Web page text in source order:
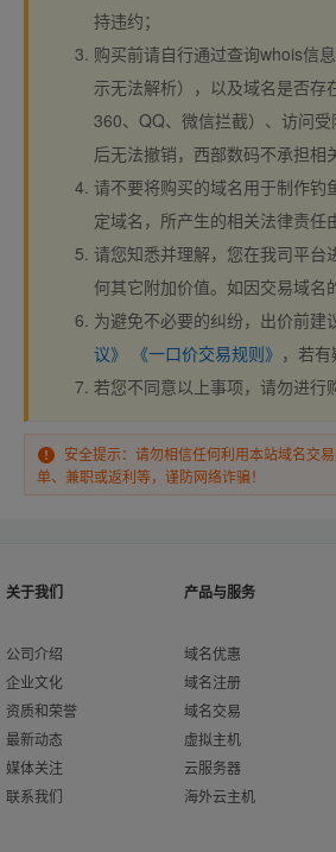
持违约；
购买前请自行通过查询whois信
示无法解析），以及域名是否
360、QQ、微信拦截）、访问
后无法撤销，西部数码不承担相
请不要将购买的域名用于制作钓
定域名，所产生的相关法律责任
请您知悉并理解，您在我司平台
何其它附加价值。如因交易域
为避免不必要的纠纷，出价前建
议》
《一口价交易规则》 ，若有
若您不同意以上事项，请勿进
安全提示：请勿相信任何利用本站域名交
单、兼职或返利等，谨防网络诈骗！
关于我们
公司介绍
企业文化
资质和荣誉
最新动态
媒体关注
联系我们
产品与服务
域名优惠
域名注册
域名交易
虚拟主机
云服务器
海外云主机